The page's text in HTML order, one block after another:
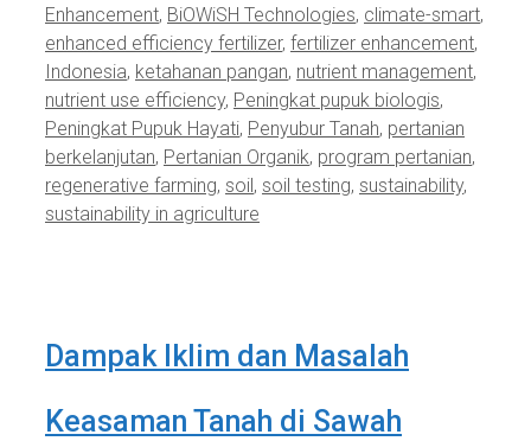
Enhancement, BiOWiSH Technologies, climate-smart,
enhanced efficiency fertilizer, fertilizer enhancement,
Indonesia, ketahanan pangan, nutrient management,
nutrient use efficiency, Peningkat pupuk biologis,
Peningkat Pupuk Hayati, Penyubur Tanah, pertanian
berkelanjutan, Pertanian Organik, program pertanian,
regenerative farming, soil, soil testing, sustainability,
sustainability in agriculture
Dampak Iklim dan Masalah
Keasaman Tanah di Sawah